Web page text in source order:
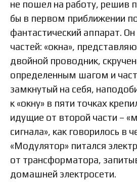
не пошел на работу, решив
бы в первом приближении
фантастический аппарат.
частей: «окна»,
двойной проводник,
определенным шагом и
замкнутый на себя,
к «окну» в пяти точках
идущие от второй части –
сигнала», как говорилось в
«Модулятор» питался
от трансформатора,
домашней электросети.